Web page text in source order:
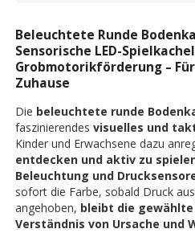
Beleuchtete Runde
Sensorische LED-
Grobmotorikförderung –
Zuhause
Die beleuchtete runde
faszinierendesvisuelles und
Kinder und Erwachsene dazu
entdecken und aktiv zu
Beleuchtung und
sofort die Farbe, sobald Druck
angehoben, bleibt die
Verständnis von Ursache und